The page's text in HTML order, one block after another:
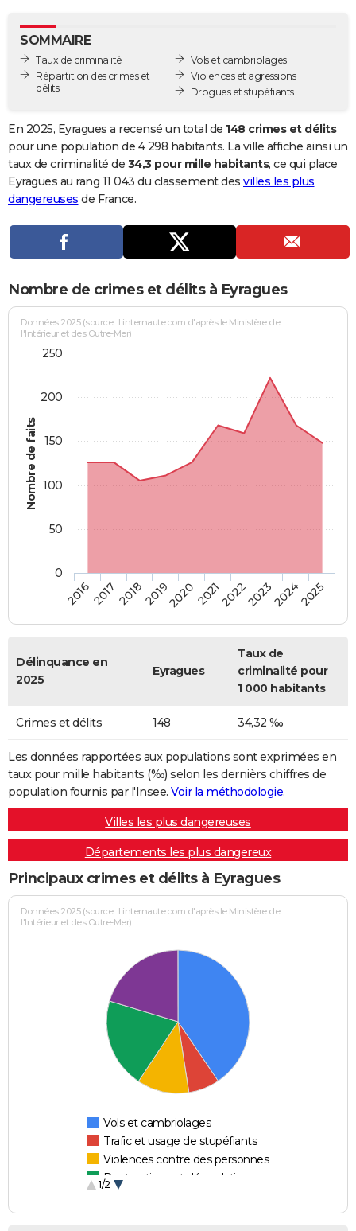
GUIDES D'ACHAT
BONS PLANS
Carte de Noël
Carte Bonne année
Carte Saint-Valentin
Carte Pâques
Carte d'anniversaire
DICTIONNAIRE
Dictionnaire
Biographies
Citations
Expressions
Proverbes
PROGRAMME TV
Se connecter
Entreprises
Service militaire
Avis de recherche
AVIS DE DÉCÈS
Bricolage
Lifestyle
Culture
Sport
Auto
Television
Voyage
Cinema
SOMMAIRE
Taux de criminalité
Répartition des crimes et
délits
Vols et cambriolages
Violences et agressions
Drogues et stupéfiants
En 2025, Eyragues a recensé un total de 148 crimes et délits
pour une population de 4 298 habitants. La ville affiche ainsi un
taux de criminalité de 34,3 pour mille habitants, ce qui place
Eyragues au rang 11 043 du classement des villes les plus
dangereuses de France.
Nombre de crimes et délits à Eyragues
Nombre de faits
Données 2025 (source : Linternaute.com d'après le Ministère de
l'Intérieur et des Outre-Mer)
2016201720182019202020212022202320242025
0
50
100
150
200
250
Délinquance en
2025
Eyragues
Taux de
criminalité pour
1 000 habitants
Crimes et délits 148 34,32 ‰
Les données rapportées aux populations sont exprimées en
taux pour mille habitants (‰) selon les dernièrs chiffres de
population fournis par l'Insee. Voir la méthodologie.
Villes les plus dangereuses
Départements les plus dangereux
Principaux crimes et délits à Eyragues
Données 2025 (source : Linternaute.com d'après le Ministère de
l'Intérieur et des Outre-Mer)
Vols et cambriolages
Trafic et usage de stupéfiants
Violences contre des personnes
Destructions et dégradations
1/2